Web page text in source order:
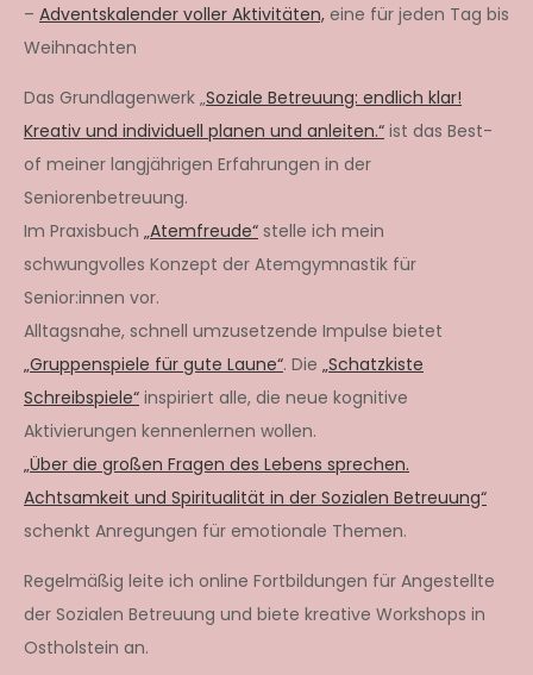
– Adventskalender voller Aktivitäten, eine für jeden Tag bis
Weihnachten
Das Grundlagenwerk „Soziale Betreuung: endlich klar!
Kreativ und individuell planen und anleiten.“ ist das Best-
of meiner langjährigen Erfahrungen in der
Seniorenbetreuung.
Im Praxisbuch „Atemfreude“ stelle ich mein
schwungvolles Konzept der Atemgymnastik für
Senior:innen vor.
Alltagsnahe, schnell umzusetzende Impulse bietet
„Gruppenspiele für gute Laune“. Die „Schatzkiste
Schreibspiele“ inspiriert alle, die neue kognitive
Aktivierungen kennenlernen wollen.
„Über die großen Fragen des Lebens sprechen.
Achtsamkeit und Spiritualität in der Sozialen Betreuung“
schenkt Anregungen für emotionale Themen.
Regelmäßig leite ich online Fortbildungen für Angestellte
der Sozialen Betreuung und biete kreative Workshops in
Ostholstein an.